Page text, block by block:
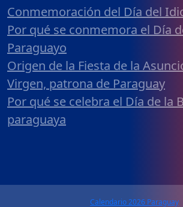
Conmemoración del Día del
Por qué se conmemora el Día
Paraguayo
Origen de la Fiesta de la
Virgen, patrona de Paraguay
Por qué se celebra el Día de la
paraguaya
Calendario 2026 Paraguay